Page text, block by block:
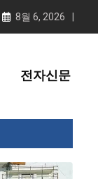
8월 6, 2026
전자신문